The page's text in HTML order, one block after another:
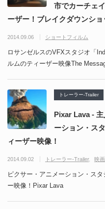
市でカーチェ
ーザー！ブレイクダウンショ
2014.09.06 ショートフィルム
ロサンゼルスのVFXスタジオ「
ルムのティーザー映像The
トレーラー-Trailer
Pixar Lava -
ーション・ス
ィーザー映像！
2014.09.02 トレーラー-Trailer 映
ピクサー・アニメーション・ス
ー映像！Pixar Lava